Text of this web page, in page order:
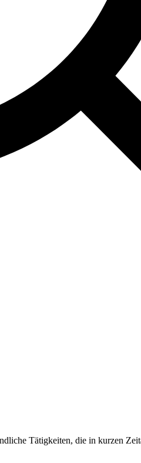
Tätigkeiten, die in kurzen